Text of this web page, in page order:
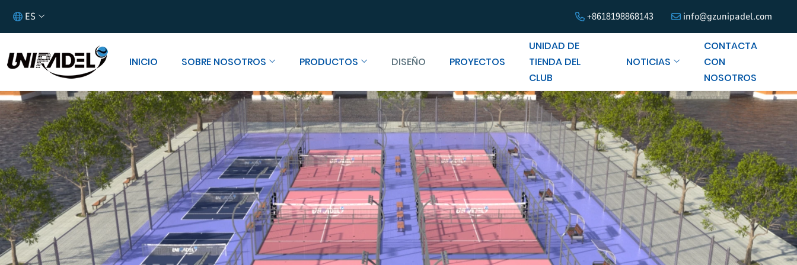
ES +8618198868143 info@gzunipadel.com
INICIO SOBRE NOSOTROS PRODUCTOS DISEÑO PROYECTOS
UNIDAD DE
TIENDA DEL
CLUB
NOTICIAS
CONTACTA
CON
NOSOTROS